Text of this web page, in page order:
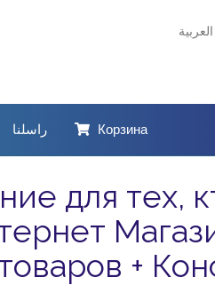
راسلنا Корзина
для тех,
+